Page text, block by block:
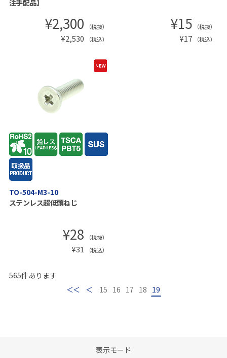
注手配品】
¥2,300 （税抜）
¥2,530 （税込）
¥15 （税抜）
¥17 （税込）
TO-504-M3-10
ステンレス超低頭ねじ
¥28 （税抜）
¥31 （税込）
565件あります
前 15 16 17 18 19
表示モード